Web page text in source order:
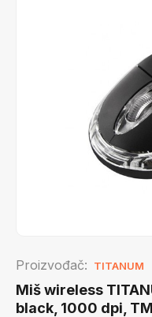
Proizvođač: TITANUM
Miš wireless
black, 1000 dpi,